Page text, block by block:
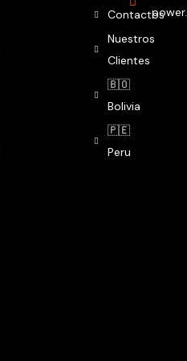
Contactos
Nuestros
Clientes
🇧🇴
Bolivia
🇵🇪
Peru